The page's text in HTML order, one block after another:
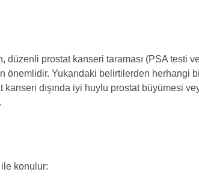
prostat kanseri taraması (PSA testi
Yukarıdaki belirtilerden herhangi
dışında iyi huylu prostat büyümesi
konulur: